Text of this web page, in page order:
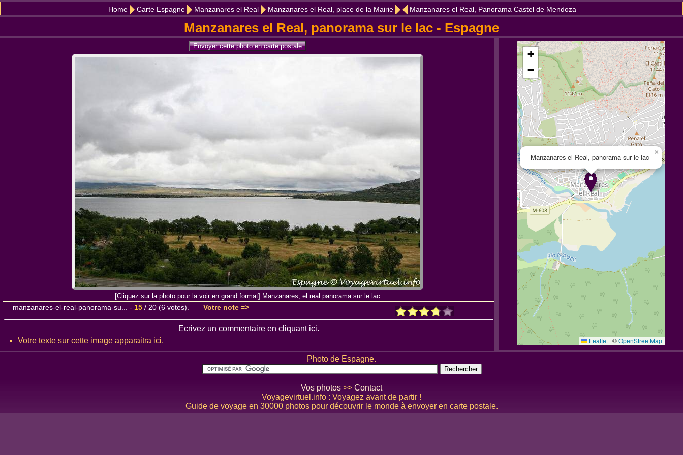
Home Carte Espagne Manzanares el Real Manzanares el Real, place de la Mairie Manzanares el Real, Panorama Castel de Mendoza
Manzanares el Real, panorama sur le lac - Espagne
[Cliquez sur la photo pour la voir en grand format] Manzanares, el real panorama sur le lac
manzanares-el-real-panorama-su... - 15 / 20 (6 votes). Votre note =>
Ecrivez un commentaire en cliquant ici.
Votre texte sur cette image apparaitra ici.
Manzanares el Real, panorama sur le lac
×
+
−
Leaflet | ©OpenStreetMap
Photo de Espagne.
Vos photos >> Contact
Voyagevirtuel.info : Voyagez avant de partir !
Guide de voyage en 30000 photos pour découvrir le monde à envoyer en carte postale.